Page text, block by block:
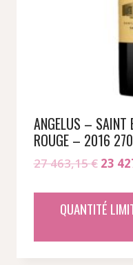
ANGELUS – SAINT
ROUGE – 2016
27 463,15€ Le
initial
était :
23
QUANTITÉ